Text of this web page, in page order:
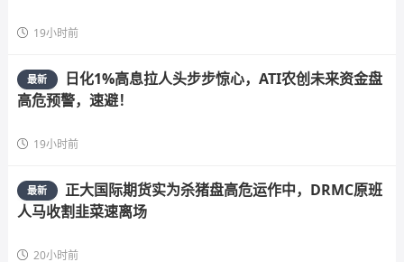
19小时前
最新
日化1%高息拉人头步步惊心，ATI农创未来资金盘
高危预警，速避！
19小时前
最新
正大国际期货实为杀猪盘高危运作中，DRMC原班
人马收割韭菜速离场
20小时前